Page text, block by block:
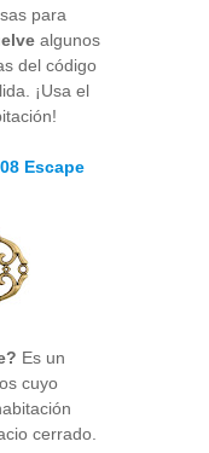
para
algunos
del código
¡Usa el
Escape
Es un
cuyo
cerrado.